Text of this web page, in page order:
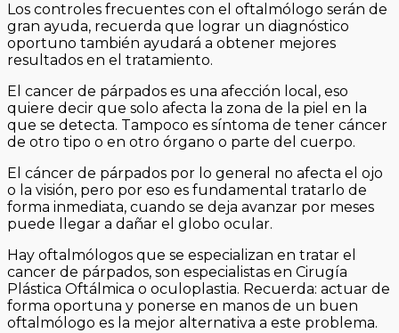
Los controles frecuentes con el oftalmólogo serán de
gran ayuda, recuerda que lograr un diagnóstico
oportuno también ayudará a obtener mejores
resultados en el tratamiento.
El cancer de párpados es una afección local, eso
quiere decir que solo afecta la zona de la piel en la
que se detecta. Tampoco es síntoma de tener cáncer
de otro tipo o en otro órgano o parte del cuerpo.
El cáncer de párpados por lo general no afecta el ojo
o la visión, pero por eso es fundamental tratarlo de
forma inmediata, cuando se deja avanzar por meses
puede llegar a dañar el globo ocular.
Hay oftalmólogos que se especializan en tratar el
cancer de párpados, son especialistas en Cirugía
Plástica Oftálmica o oculoplastia. Recuerda: actuar de
forma oportuna y ponerse en manos de un buen
oftalmólogo es la mejor alternativa a este problema.